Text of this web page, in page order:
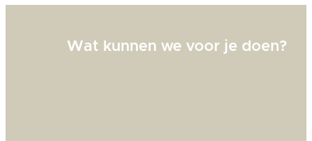
Wat kunnen we voor je doen?